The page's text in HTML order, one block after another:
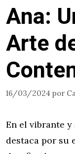
Ana:
Arte
16/03/2024 por
En el vibrante
destaca por su